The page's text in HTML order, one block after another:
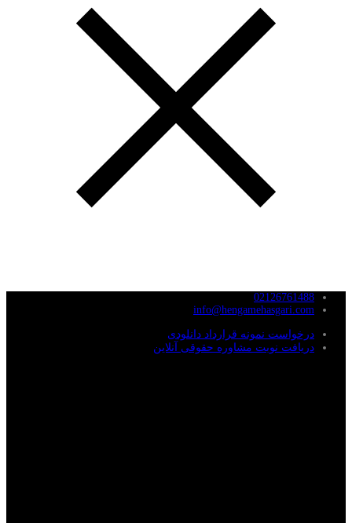
02126761488
info@hengamehasgari.com
درخواست نمونه قرارداد دانلودی
دریافت نوبت مشاوره حقوقی آنلاین